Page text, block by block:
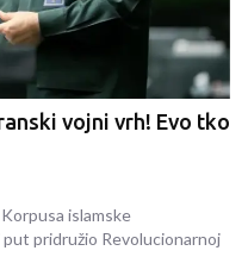
vojni vrh! Evo tko
islamske
pridružio Revolucionarnoj